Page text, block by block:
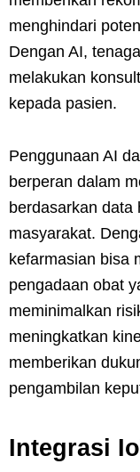
menghindari
Dengan AI,
melakukan
kepada pasien.
Penggunaan AI
berperan dalam
berdasarkan data
masyarakat.
kefarmasian bisa
pengadaan obat
meminimalkan
meningkatkan
memberikan
pengambilan
Integrasi